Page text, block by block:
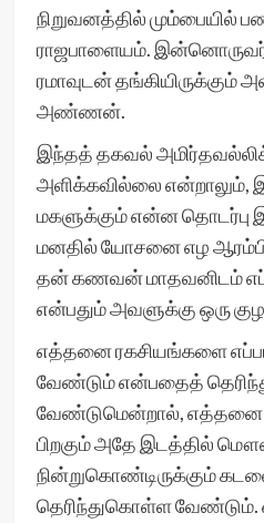
நிறுவனத்தில் மும்பையில்
ராஜபாளையம். இன்னொருவர்
ரமாவுடன்
அண்ணன்.
இந்தத் தகவல்
அளிக்கவில்லை என்றாலும்,
மகளுக்கும் என்ன தொடர்பு
மனதில் யோசனை எழ
தன் கணவன் மாதவனிடம்
என்பதும் அவளுக்கு ஒரு
எத்தனை ரகசியங்களை
வேண்டும் என்பதைத்
வேண்டுமென்றால்,
பிறகும் அதே இடத்தில்
நின்றுகொண்டிருக்கும்
தெரிந்துகொள்ள வேண்டும்.